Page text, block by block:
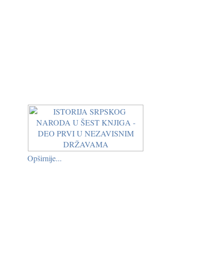
Opširnije...